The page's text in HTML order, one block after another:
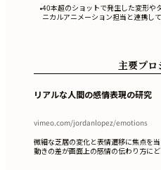
•40本超のショットで発生した変形や
ニカルアニメーション担当と連携して
主要プロ
リアルな人間の感情表現の研究
vimeo.com/jordanlopez/emotions
微細な芝居の変化と表情遷移に焦点を
動きの差が画面上の感情の伝わり方に